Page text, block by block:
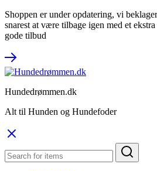
Shoppen er under opdatering, vi
snarest at være tilbage igen med et
gode tilbud
Hundedrømmen.dk
Alt til Hunden og Hundefoder